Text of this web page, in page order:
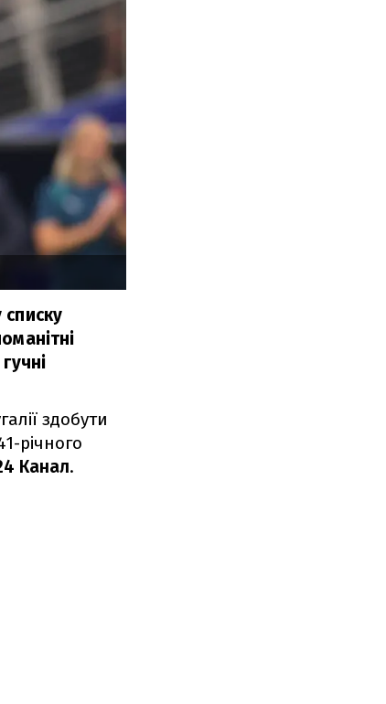
здобути
річного
Канал.